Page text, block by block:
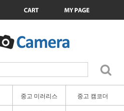
중고 미러리스 중고 캠코더